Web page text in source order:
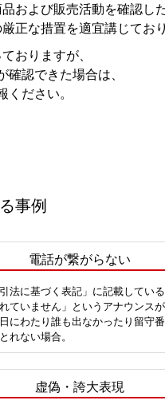
および販売活動を確認した
正な措置を適宜講じており
おりますが、
認できた場合は、
ださい。
事例
電話が繋がらない
法に基づく表記」に記載してい
ていません」というアナウンス
にわたり誰も出なかったり留守
れない場合。
虚偽・誇大表現